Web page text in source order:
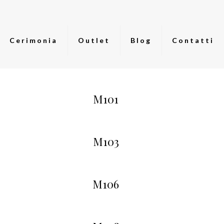
Cerimonia Outlet Blog Contatti
M101
M103
M106